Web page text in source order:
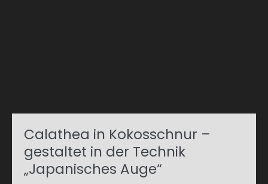
Calathea in Kokosschnur –
gestaltet in der Technik
„Japanisches Auge“